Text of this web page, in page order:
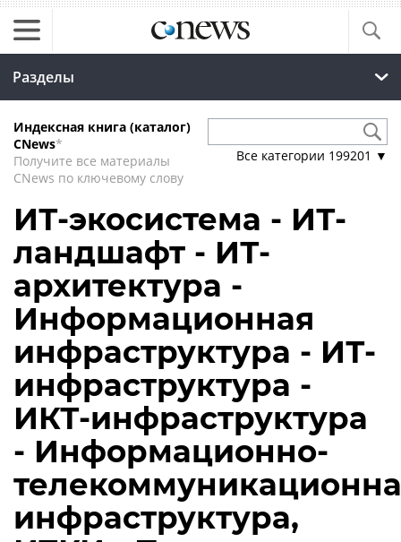
Разделы
Индексная книга (каталог)
CNews*
Получите все материалы
CNews по ключевому слову
Все категории 199201 ▼
ИТ-экосистема - ИТ-
ландшафт - ИТ-
архитектура -
Информационная
инфраструктура - ИТ-
инфраструктура -
ИКТ-инфраструктура
- Информационно-
инфраструктура,